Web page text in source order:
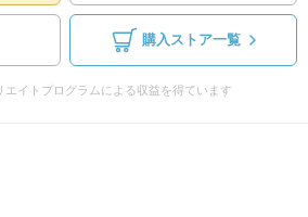
購入ストア一覧
エイトプログラムによる収益を得ています